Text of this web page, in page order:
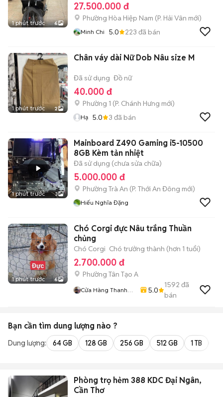
1 phút trước 6
27.500.000 đ
Phường Hòa Hiệp Nam (P. Hải Vân mới)
Minh Chi 5.0 223 đã bán
1 phút trước 2
Chân váy dài Nữ Dob Nâu size M
Đã sử dụng Đồ nữ
40.000 đ
Phường 1 (P. Chánh Hưng mới)
Hạ 5.0 3 đã bán
1 phút trước 3
Mainboard Z490 Gaming i5-10500
8GB Kèm tản nhiệt
Đã sử dụng (chưa sửa chữa)
5.000.000 đ
Phường Trà An (P. Thới An Đông mới)
Hiếu Nghĩa Đặng
1 phút trước 6
Chó Corgi đực Nâu trắng Thuần
chủng
Chó Corgi Chó trưởng thành (hơn 1 tuổi)
2.700.000 đ
Phường Tân Tạo A
Cửa Hàng Thanh
5.0
1592 đã
bán
Bạn cần tìm dung lượng nào ?
Dung lượng: 64 GB 128 GB 256 GB 512 GB 1 TB
Phòng trọ hẻm 388 KDC Đại Ngân,
Cần Thơ